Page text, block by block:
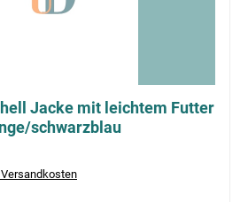
Jacke mit leichtem Futter
schwarzblau